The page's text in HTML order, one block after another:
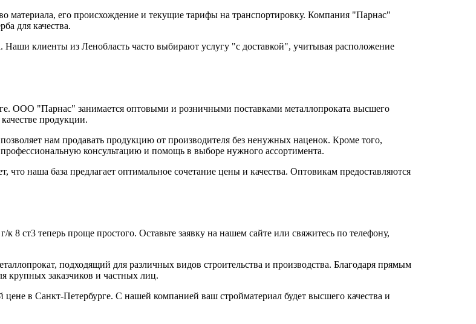
материала, его происхождение и текущие тарифы на транспортировку. Компания "Парнас"
для качества.
Наши клиенты из Ленобласть часто выбирают услугу "с доставкой", учитывая расположение
ООО "Парнас" занимается оптовыми и розничными поставками металлопроката высшего
продукции.
нам продавать продукцию от производителя без ненужных наценок. Кроме того,
консультацию и помощь в выборе нужного ассортимента.
что наша база предлагает оптимальное сочетание цены и качества. Оптовикам предоставляются
к 8 ст3 теперь проще простого. Оставьте заявку на нашем сайте или свяжитесь по телефону,
подходящий для различных видов строительства и производства. Благодаря прямым
крупных заказчиков и частных лиц.
в Санкт-Петербурге. С нашей компанией ваш стройматериал будет высшего качества и